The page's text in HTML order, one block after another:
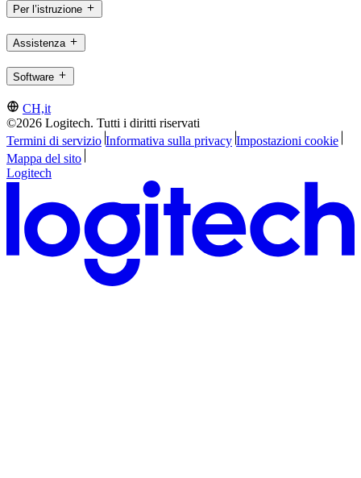
Per l’istruzione
Assistenza
Software
CH,it
©2026 Logitech. Tutti i diritti riservati
Termini di servizio Informativa sulla privacy Impostazioni cookie
Mappa del sito
Logitech